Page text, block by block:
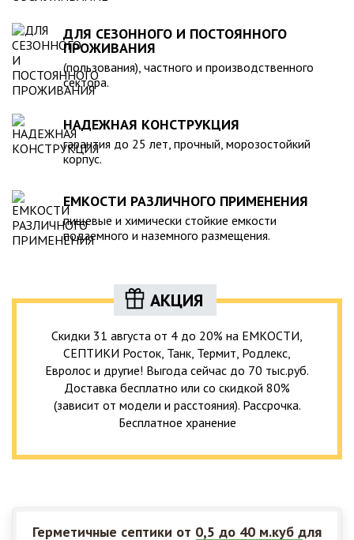
ДЛЯ СЕЗОННОГО И ПОСТОЯННОГО
ПРОЖИВАНИЯ
(пользования), частного и производственного
сектора.
НАДЕЖНАЯ КОНСТРУКЦИЯ
гарантия до 25 лет, прочный, морозостойкий
корпус.
ЕМКОСТИ РАЗЛИЧНОГО ПРИМЕНЕНИЯ
пищевые и химически стойкие емкости
подземного и наземного размещения.
АКЦИЯ
Скидки 31 августа от 4 до 20% на ЕМКОСТИ,
СЕПТИКИ Росток, Танк, Термит, Родлекс,
Евролос и другие! Выгода сейчас до 70 тыс.руб.
Доставка бесплатно или со скидкой 80%
(зависит от модели и расстояния). Рассрочка.
Бесплатное хранение
Герметичные септики от 0,5 до 40 м.куб для